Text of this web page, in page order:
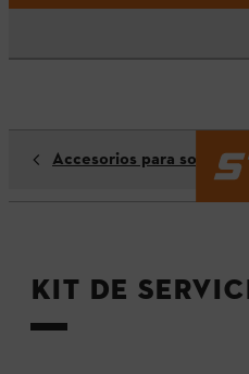
Accesorios para
Kit de